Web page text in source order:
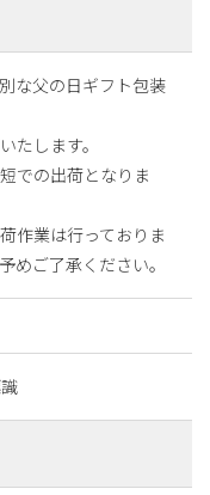
な父の日ギフト包装
たします。
での出荷となりま
作業は行っておりま
めご了承ください。